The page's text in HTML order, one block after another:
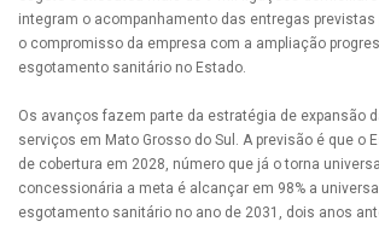
integram o acompanhamento das entregas previstas
o compromisso da empresa com a ampliação
esgotamento sanitário no Estado.
Os avanços fazem parte da estratégia de expansão
serviços em Mato Grosso do Sul. A previsão é que o
de cobertura em 2028, número que já o torna
concessionária a meta é alcançar em 98% a
esgotamento sanitário no ano de 2031, dois anos